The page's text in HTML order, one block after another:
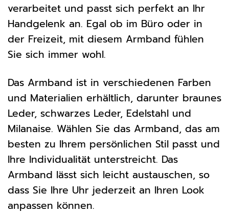
verarbeitet und passt sich perfekt an Ihr
Handgelenk an. Egal ob im Büro oder in
der Freizeit, mit diesem Armband fühlen
Sie sich immer wohl.
Das Armband ist in verschiedenen Farben
und Materialien erhältlich, darunter braunes
Leder, schwarzes Leder, Edelstahl und
Milanaise. Wählen Sie das Armband, das am
besten zu Ihrem persönlichen Stil passt und
Ihre Individualität unterstreicht. Das
Armband lässt sich leicht austauschen, so
dass Sie Ihre Uhr jederzeit an Ihren Look
anpassen können.